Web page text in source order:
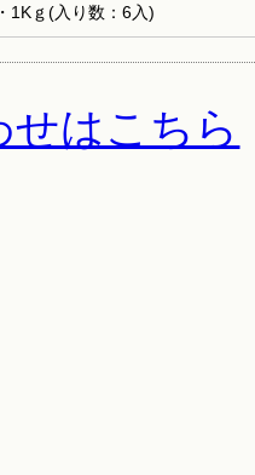
・1Kｇ(入り数：6入)